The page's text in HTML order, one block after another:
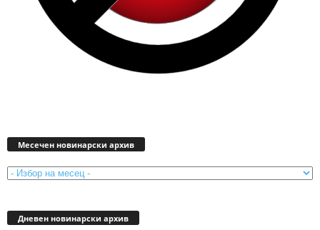
Месечен новинарски архив
Дневен новинарски архив